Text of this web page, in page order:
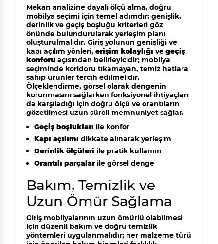
Mekan analizine dayalı ölçü alma, doğru
mobilya seçimi için temel adımdır; genişlik,
derinlik ve geçiş boşluğu kriterleri göz
önünde bulundurularak yerleşim planı
oluşturulmalıdır. Giriş yolunun genişliği ve
kapı açılım yönleri, erişim kolaylığı ve geçiş
konforu açısından belirleyicidir; mobilya
seçiminde koridoru tıkamayan, temiz hatlara
sahip ürünler tercih edilmelidir.
Ölçeklendirme, görsel olarak dengenin
korunmasını sağlarken fonksiyonel ihtiyaçları
da karşıladığı için doğru ölçü ve orantıların
gözetilmesi uzun süreli memnuniyet sağlar.
Geçiş boşlukları ile konfor
Kapı açılımı dikkate alınarak yerleşim
Derinlik ölçüleri ile pratik kullanım
Orantılı parçalarile görsel denge
Bakım, Temizlik ve
Uzun Ömür Sağlama
Giriş mobilyalarının uzun ömürlü olabilmesi
için düzenli bakım ve doğru temizlik
yöntemleri uygulanmalıdır; her malzeme türü